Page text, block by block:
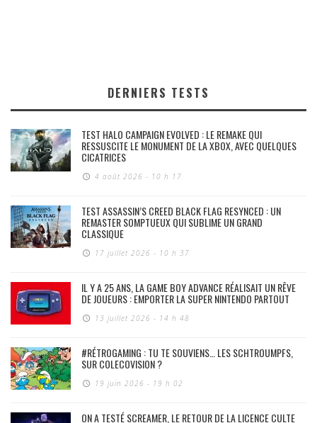
DERNIERS TESTS
TEST HALO CAMPAIGN EVOLVED : LE REMAKE QUI
RESSUSCITE LE MONUMENT DE LA XBOX, AVEC QUELQUES
CICATRICES
4 août 2026 - 10 h 17
TEST ASSASSIN’S CREED BLACK FLAG RESYNCED : UN
REMASTER SOMPTUEUX QUI SUBLIME UN GRAND
CLASSIQUE
17 juillet 2026 - 10 h 37
IL Y A 25 ANS, LA GAME BOY ADVANCE RÉALISAIT UN RÊVE
DE JOUEURS : EMPORTER LA SUPER NINTENDO PARTOUT
13 juillet 2026 - 14 h 48
#RÉTROGAMING : TU TE SOUVIENS… LES SCHTROUMPFS,
SUR COLECOVISION ?
19 juin 2026 - 19 h 02
ON A TESTÉ SCREAMER, LE RETOUR DE LA LICENCE CULTE